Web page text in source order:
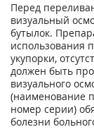
Перед
визуальный
бутылок.
использования
укупорки,
должен быть
визуального
(наименование
номер серии)
болезни